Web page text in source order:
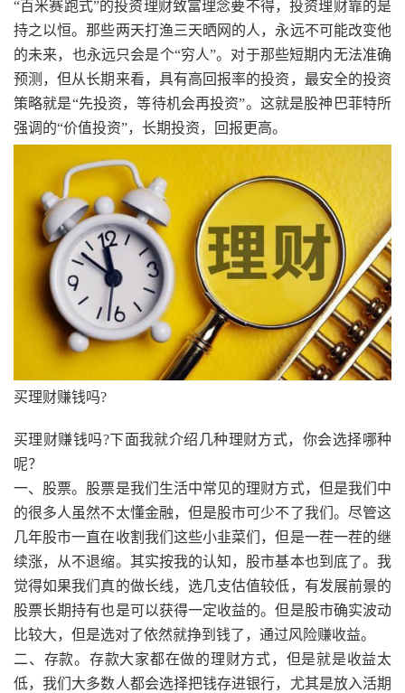
“百米赛跑式”的投资理财致富理念要不得，投资理财靠的是
持之以恒。那些两天打渔三天晒网的人，永远不可能改变他
的未来，也永远只会是个“穷人”。对于那些短期内无法准确
预测，但从长期来看，具有高回报率的投资，最安全的投资
策略就是“先投资，等待机会再投资”。这就是股神巴菲特所
强调的“价值投资”，长期投资，回报更高。
买理财赚钱吗?
买理财赚钱吗?下面我就介绍几种理财方式，你会选择哪种
呢？
一、股票。股票是我们生活中常见的理财方式，但是我们中
的很多人虽然不太懂金融，但是股市可少不了我们。尽管这
几年股市一直在收割我们这些小韭菜们，但是一茬一茬的继
续涨，从不退缩。其实按我的认知，股市基本也到底了。我
觉得如果我们真的做长线，选几支估值较低，有发展前景的
股票长期持有也是可以获得一定收益的。但是股市确实波动
比较大，但是选对了依然就挣到钱了，通过风险赚收益。
二、存款。存款大家都在做的理财方式，但是就是收益太
低，我们大多数人都会选择把钱存进银行，尤其是放入活期